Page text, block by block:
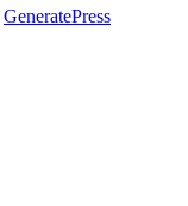
GeneratePress